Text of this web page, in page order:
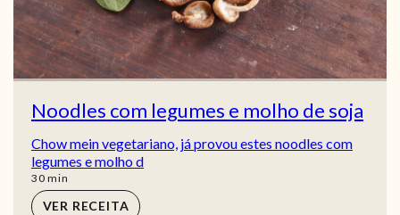
Noodles com legumes e molho de soja
Chow mein vegetariano, já provou estes noodles com
legumes e molho d
30min
min
VER RECEITA